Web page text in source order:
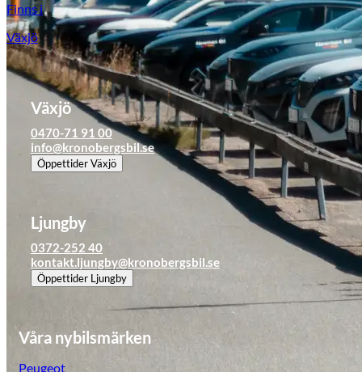
Leapmotor
Tillbehör & reservdelar
Finns i
Växjö
Växjö
0470-71 91 00
info@kronobergsbil.se
ÖppettiderVäxjö
Ljungby
0372-252 40
kontakt.ljungby@kronobergsbil.se
Öppettider Ljungby
Våra nybilsmärken
Peugeot